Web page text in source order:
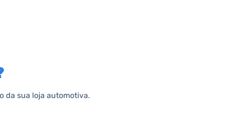
da sua loja automotiva.